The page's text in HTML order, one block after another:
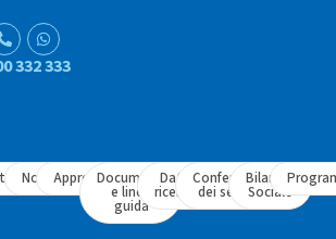
332 333
NormativaApprofondimenti
Documenti
e linee
guida
Dati e
ricerche
Conferenza
dei servizi
Bilancio
Sociale